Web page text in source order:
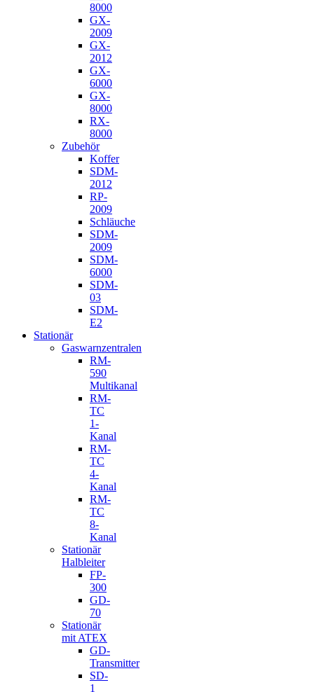
8000
GX-
2009
GX-
2012
GX-
6000
GX-
8000
RX-
8000
Zubehör
Koffer
SDM-
2012
RP-
2009
Schläuche
SDM-
2009
SDM-
6000
SDM-
03
SDM-
E2
Stationär
Gaswarnzentralen
RM-
590
Multikanal
RM-
TC
1-
Kanal
RM-
TC
4-
Kanal
RM-
TC
8-
Kanal
Stationär
Halbleiter
FP-
300
GD-
70
Stationär
mit ATEX
GD-
Transmitter
SD-
1